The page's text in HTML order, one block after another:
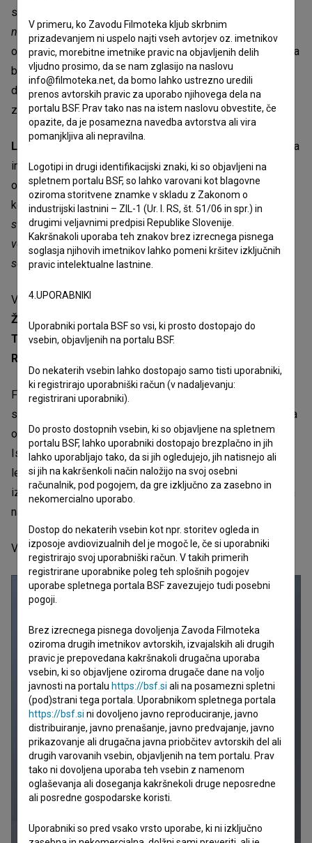
samo dotaknil, ampak jih je premaknil,
nazaj". Od leta 2018, ko je izšla knjiga, se je zgodilo
ogromno. Kot je dejala, si tedaj ni mogla niti predstavljati, da
bi lahko neka avtobiografska zgodba, njena zgodba,
dosegla tako velik krog bralcev, sploh pa ne, da bi lahko
zaživela na filmskem platnu.
Leo Cok
, ki je odigrala vlogo Bronje, veseli odziv občinstva
in to, da se nekateri vračajo v kinodvorane za ponoven
ogled filma. Svojo vlogo je opisala kot zahtevno, tudi zato,
ker je bila zahtevna Bronjina situacija. "V čast mi je bilo
stopiti v te čevlje in spoznati, kaj pomenita odpornost in
volja do življenja. Košček tega sem okusila tudi sama in
sem zelo hvaležna,"je dodala.
V igralski ekipi so še
Železnik
Žiga Šorli,Mei Rabič Jaka Mehle , Vladimir
Tintor,Iva Krajnc Bagola,Saša Tabaković
Rajšp
Film, ki je svetovno premiero doživel avgusta lani na
sarajevskem festivalu, spremlja Bronjo, ki se skozi različna
obdobja svojega življenja spoprijema z boleznijo.
Istoimenski roman je ob izidu požel velik uspeh in v štirih
letih doživel devet ponatisov ter več kot 18.500 prodanih
izvodov. Avtorica je zanj prejela Delovo nagrado kresnik za
najboljši roman leta.
Vir: MMC, Slovenski filmski center
V primeru, ko Zavodu Filmoteka kljub skrbnim
prizadevanjem ni uspelo najti vseh avtorjev oz. imetnikov
pravic, morebitne imetnike pravic na objavljenih delih
vljudno prosimo, da se nam zglasijo na naslovu
info@filmoteka.net, da bomo lahko ustrezno uredili
prenos avtorskih pravic za uporabo njihovega dela na
portalu BSF. Prav tako nas na istem naslovu obvestite, če
opazite, da je posamezna navedba avtorstva ali vira
pomanjkljiva ali nepravilna.
Logotipi in drugi identifikacijski znaki, ki so objavljeni na
spletnem portalu BSF, so lahko varovani kot blagovne
oziroma storitvene znamke v skladu z Zakonom o
industrijski lastnini – ZIL-1 (Ur. l. RS, št. 51/06 in spr.) in
drugimi veljavnimi predpisi Republike Slovenije.
Kakršnakoli uporaba teh znakov brez izrecnega pisnega
soglasja njihovih imetnikov lahko pomeni kršitev izključnih
pravic intelektualne lastnine.
4.UPORABNIKI
Uporabniki portala BSF so vsi, ki prosto dostopajo do
vsebin, objavljenih na portalu BSF.
Do nekaterih vsebin lahko dostopajo samo tisti uporabniki,
ki registrirajo uporabniški račun (v nadaljevanju:
registrirani uporabniki).
Do prosto dostopnih vsebin, ki so objavljene na spletnem
portalu BSF, lahko uporabniki dostopajo brezplačno in jih
lahko uporabljajo tako, da si jih ogledujejo, jih natisnejo ali
si jih na kakršenkoli način naložijo na svoj osebni
računalnik, pod pogojem, da gre izključno za zasebno in
nekomercialno uporabo.
Dostop do nekaterih vsebin kot npr. storitev ogleda in
izposoje avdiovizualnih del je mogoč le, če si uporabniki
registrirajo svoj uporabniški račun. V takih primerih
registrirane uporabnike poleg teh splošnih pogojev
uporabe spletnega portala BSF zavezujejo tudi posebni
pogoji.
Brez izrecnega pisnega dovoljenja Zavoda Filmoteka
oziroma drugih imetnikov avtorskih, izvajalskih ali drugih
pravic je prepovedana kakršnakoli drugačna uporaba
vsebin, ki so objavljene oziroma drugače dane na voljo
javnosti na portalu https://bsf.si ali na posamezni spletni
(pod)strani tega portala. Uporabnikom spletnega portala
https://bsf.si ni dovoljeno javno reproduciranje, javno
distribuiranje, javno prenašanje, javno predvajanje, javno
prikazovanje ali drugačna javna priobčitev avtorskih del ali
drugih varovanih vsebin, objavljenih na tem portalu. Prav
tako ni dovoljena uporaba teh vsebin z namenom
oglaševanja ali doseganja kakršnekoli druge neposredne
ali posredne gospodarske koristi.
Uporabniki so pred vsako vrsto uporabe, ki ni izključno